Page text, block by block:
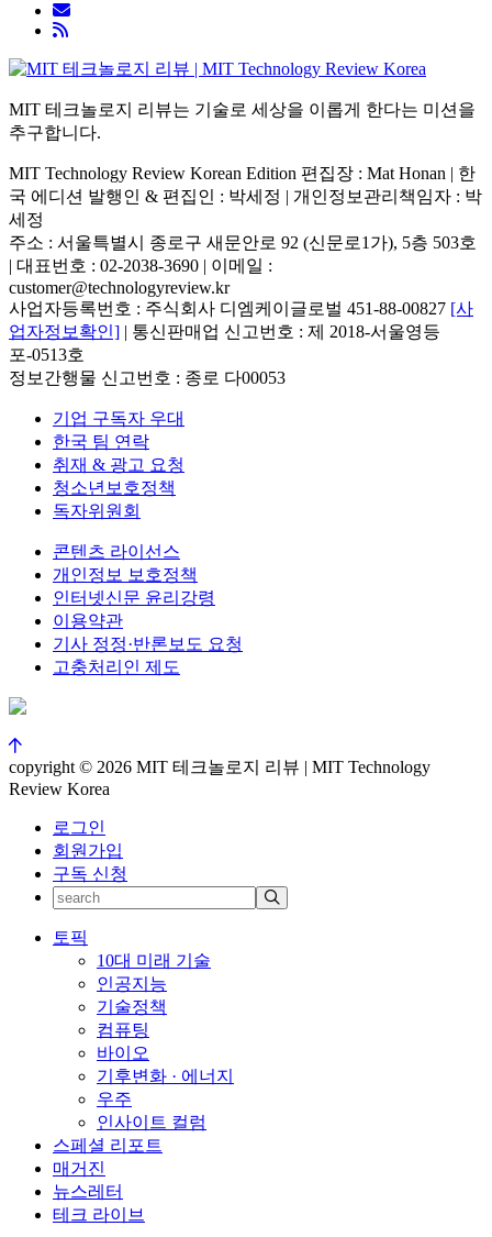
MIT 테크놀로지 리뷰는 기술로 세상을 이롭게 한다는 미션을
추구합니다.
MIT Technology Review Korean Edition 편집장 : Mat Honan | 한
국 에디션 발행인 & 편집인 : 박세정 | 개인정보관리책임자 : 박
세정
주소 : 서울특별시 종로구 새문안로 92 (신문로1가), 5층 503호
| 대표번호 : 02-2038-3690 | 이메일 :
customer@technologyreview.kr
사업자등록번호 : 주식회사 디엠케이글로벌 451-88-00827 [사
업자정보확인] | 통신판매업 신고번호 : 제 2018-서울영등
포-0513호
정보간행물 신고번호 : 종로 다00053
기업 구독자 우대
한국 팀 연락
취재 & 광고 요청
청소년보호정책
독자위원회
콘텐츠 라이선스
개인정보 보호정책
인터넷신문 윤리강령
이용약관
기사 정정·반론보도 요청
고충처리인 제도
copyright © 2026 MIT 테크놀로지 리뷰 | MIT Technology
Review Korea
로그인
회원가입
구독 신청
토픽
10대 미래 기술
인공지능
기술정책
컴퓨팅
바이오
기후변화 · 에너지
우주
인사이트 컬럼
스페셜 리포트
매거진
뉴스레터
테크 라이브